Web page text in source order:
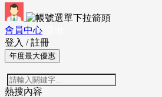
會員中心
登入 / 註冊
年度最大優惠
熱搜內容